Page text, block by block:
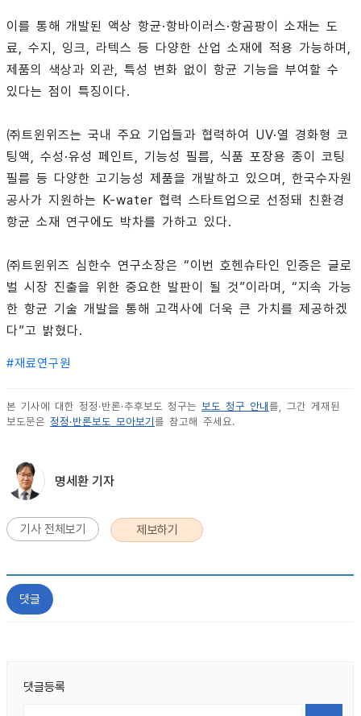
이를 통해 개발된 액상 항균·항바이러스·항곰팡이 소재는 도
료, 수지, 잉크, 라텍스 등 다양한 산업 소재에 적용 가능하며,
제품의 색상과 외관, 특성 변화 없이 항균 기능을 부여할 수
있다는 점이 특징이다.
㈜트윈위즈는 국내 주요 기업들과 협력하여 UV·열 경화형 코
팅액, 수성·유성 페인트, 기능성 필름, 식품 포장용 종이 코팅
필름 등 다양한 고기능성 제품을 개발하고 있으며, 한국수자원
공사가 지원하는 K-water 협력 스타트업으로 선정돼 친환경
항균 소재 연구에도 박차를 가하고 있다.
㈜트윈위즈 심한수 연구소장은 “이번 호헨슈타인 인증은 글로
벌 시장 진출을 위한 중요한 발판이 될 것”이라며, “지속 가능
한 항균 기술 개발을 통해 고객사에 더욱 큰 가치를 제공하겠
다”고 밝혔다.
#재료연구원
본 기사에 대한 정정·반론·추후보도 청구는 보도 청구 안내 를, 그간 게재된
보도문은 정정·반론보도 모아보기 를 참고해 주세요.
명세환 기자
기사 전체보기 제보하기
댓글
댓글등록